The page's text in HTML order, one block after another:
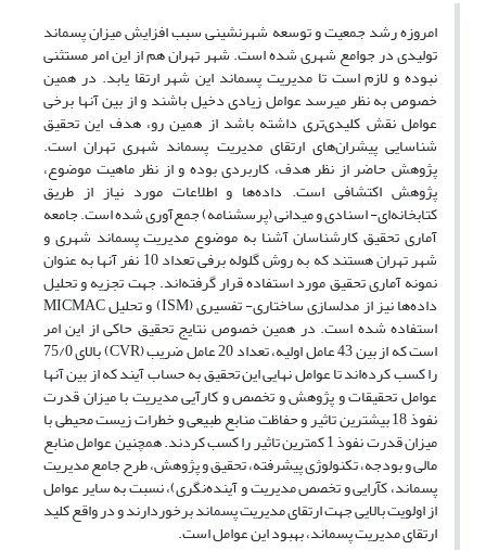
امروزه رشد جمعیت و توسعه شهرنشینی سبب افزایش میزان پسماند
تولیدی در جوامع شهری شده است. شهر تهران هم از این امر مستثنی
نبوده و لازم است تا مدیریت پسماند این شهر ارتقا یابد. در همین
خصوص به نظر میرسد عوامل زیادی دخیل باشند و از بین ‌آنها برخی
عوامل نقش کلیدی‌تری داشته باشد از همین رو، هدف این تحقیق
شناسایی پیشران‌های ارتقای مدیریت پسماند شهری تهران است.
پژوهش حاضر از نظر هدف، کاربردی بوده و از نظر ماهیت موضوع،
پژوهش اکتشافی است. داده‌ها و اطلاعات مورد نیاز از طریق
کتابخانه‌ای- اسنادی و میدانی (پرسشنامه) جمع‌آوری شده است. جامعه
آماری تحقیق کارشناسان آشنا به موضوع مدیریت پسماند شهری و
شهر تهران هستند که به روش گلوله برفی تعداد 10 نفر آنها به عنوان
نمونه آماری تحقیق مورد استفاده قرار گرفته‌اند. جهت تجزیه و تحلیل
داده‌ها نیز از مدلسازی ساختاری- تفسیری (ISM) و تحلیل MICMAC
استفاده شده است. در همین خصوص نتایج تحقیق حاکی از این امر
است که از بین 43 عامل اولیه، تعداد 20 عامل ضریب (CVR) بالای 75/0
را کسب کرده‌اند تا عوامل نهایی این تحقیق به حساب آیند که از بین آنها
عوامل تحقیقات و پژوهش و تخصص و کارآیی مدیریت با میزان قدرت
نفوذ 18 بیشترین تاثیر و حفاظت منابع طبیعی و خطرات زیست محیطی با
میزان قدرت نفوذ 1 کمترین تاثیر را کسب کردند. همچنین عوامل منابع
مالی و بودجه، تکنولوژی پیشرفته، تحقیق و پژوهش، طرح جامع مدیریت
پسماند، کآرایی و تخصص مدیریت و آینده‌نگری)، نسبت به سایر عوامل
از اولویت بالایی جهت ارتقای مدیریت پسماند برخوردارند و در واقع کلید
ارتقای مدیریت پسماند، بهبود این عوامل است.